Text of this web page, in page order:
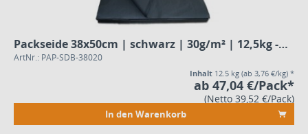
Packseide 38x50cm | schwarz | 30g/m² | 12,5kg - Pack
ArtNr.: PAP-SDB-38020
Inhalt 12.5 kg (ab 3,76 €/kg) *
ab 47,04 €/Pack*
(Netto 39,52 €/Pack)
In den Warenkorb